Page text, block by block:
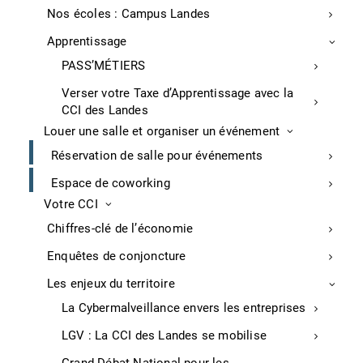
Nos écoles : Campus Landes
Apprentissage
PASS’MÉTIERS
Verser votre Taxe d’Apprentissage avec la
CCI des Landes
Louer une salle et organiser un événement
Réservation de salle pour événements
Espace de coworking
Votre CCI
Chiffres-clé de l’économie
Enquêtes de conjoncture
Les enjeux du territoire
La Cybermalveillance envers les entreprises
LGV : La CCI des Landes se mobilise
Patatam recrute à Hastingues
A Hastingues, Patatam (traitement de la mode de
seconde main) vient de recruter une vingtaine de
personnes (CDI et CDD) grâce aux aides à l’embauche
prévues dans le cadre du plan France Relance.
Sud Ouest, P.24, lundi 25 janvier 2021
spécialiste landais des abris de piscine
CA), plus connue sous sa marque Abridéal, est
spécialisée dans la fabrication et la vente de